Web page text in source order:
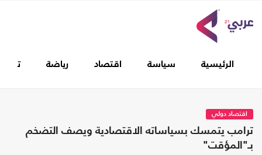
الرئيسية سياسة اقتصاد رياضة
اقتصاد دولي
ترامب يتمسك بسياساته الاقتصادية ويصف التضخم
بـ"المؤقت"